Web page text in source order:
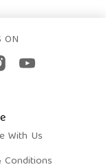
ON
With Us
Conditions